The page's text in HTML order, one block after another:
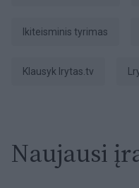
ikiteisminis tyrimas
Klausyk lrytas.tv
Naujausi